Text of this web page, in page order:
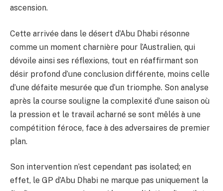
ascension.
Cette arrivée dans le désert d’Abu Dhabi résonne
comme un moment charnière pour l’Australien, qui
dévoile ainsi ses réflexions, tout en réaffirmant son
désir profond d’une conclusion différente, moins celle
d’une défaite mesurée que d’un triomphe. Son analyse
après la course souligne la complexité d’une saison où
la pression et le travail acharné se sont mêlés à une
compétition féroce, face à des adversaires de premier
plan.
Son intervention n’est cependant pas isolated; en
effet, le GP d’Abu Dhabi ne marque pas uniquement la